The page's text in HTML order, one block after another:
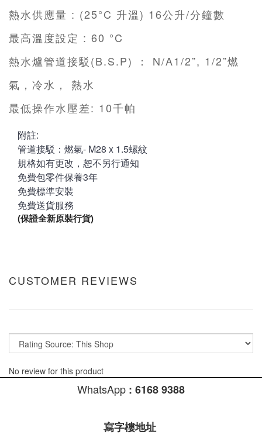
熱水供應量 : (25°C 升溫) 16公升/分鐘數
最高溫度設定 : 60 °C
熱水爐管道接駁(B.S.P) ： N/A1/2”, 1/2”燃
氣，冷水， 熱水
最低操作水壓差: 10千帕
附註:
管道接駁：燃氣- M28 x 1.5螺紋
規格如有更改，恕不另行通知
免費包零件保養3年
免費標準安裝
免費送貨服務
(保證全新原裝行貨)
CUSTOMER REVIEWS
No review for this product
WhatsApp : 6168 9388
寫字樓地址